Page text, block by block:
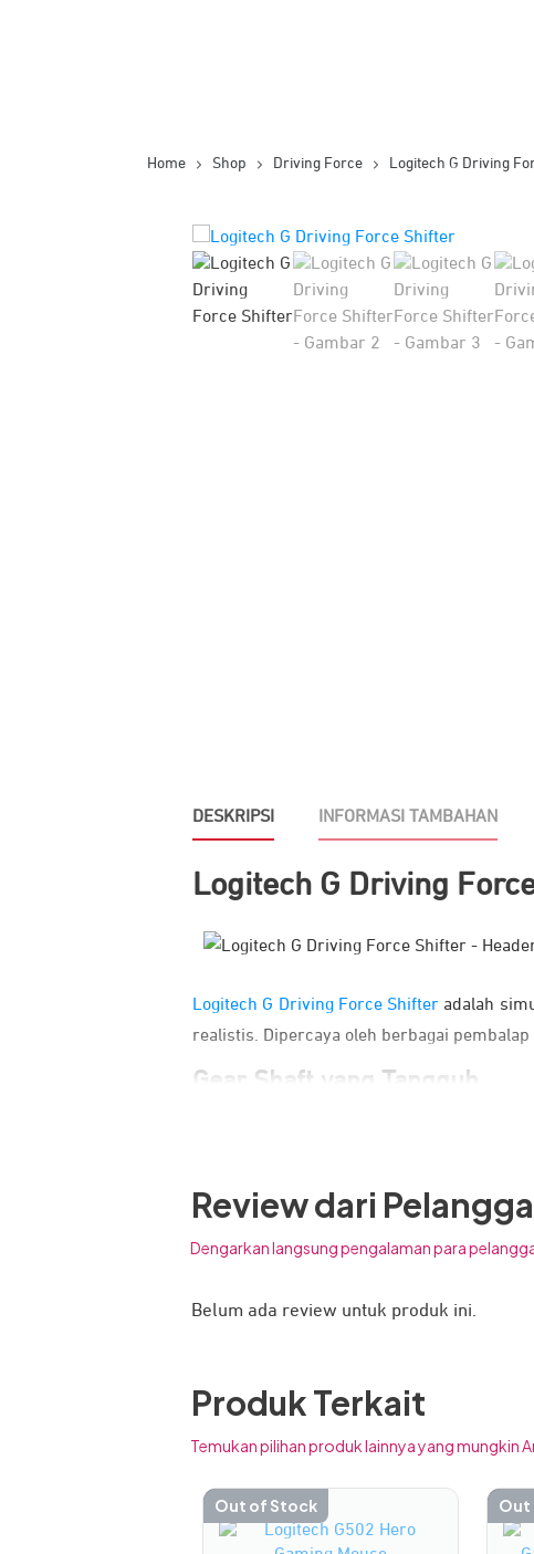
Home Shop Driving Force Logitech G Driving
DESKRIPSI INFORMASI TAMBAHAN
Logitech G Driving
Logitech G Driving Force Shifter adalah
realistis. Dipercaya oleh berbagai
Gear Shaft yang Tangguh
Review dari
Dengarkan langsung pengalaman para
Belum ada review untuk produk ini.
Produk Terkait
Temukan pilihan produk lainnya yang mungkin
Out of Stock Out